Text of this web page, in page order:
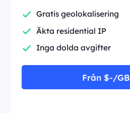
Gratis geolokalisering
Äkta residential IP
Inga dolda avgifter
Från $-/GB